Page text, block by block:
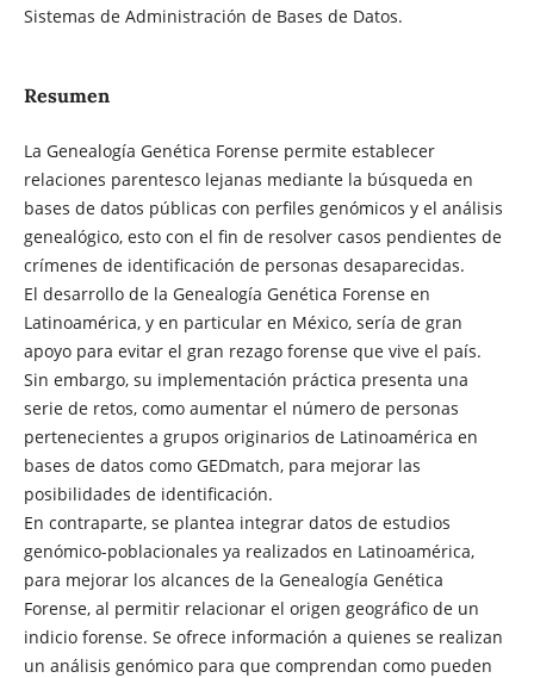
Sistemas de Administración de Bases de Datos.
Resumen
La Genealogía Genética Forense permite establecer
relaciones parentesco lejanas mediante la búsqueda en
bases de datos públicas con perfiles genómicos y el análisis
genealógico, esto con el fin de resolver casos pendientes de
crímenes de identificación de personas desaparecidas.
El desarrollo de la Genealogía Genética Forense en
Latinoamérica, y en particular en México, sería de gran
apoyo para evitar el gran rezago forense que vive el país.
Sin embargo, su implementación práctica presenta una
serie de retos, como aumentar el número de personas
pertenecientes a grupos originarios de Latinoamérica en
bases de datos como GEDmatch, para mejorar las
posibilidades de identificación.
En contraparte, se plantea integrar datos de estudios
genómico-poblacionales ya realizados en Latinoamérica,
para mejorar los alcances de la Genealogía Genética
Forense, al permitir relacionar el origen geográfico de un
indicio forense. Se ofrece información a quienes se realizan
un análisis genómico para que comprendan como pueden